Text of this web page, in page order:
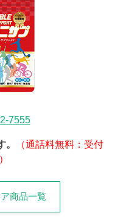
7555
（通話料無料：受付
商品一覧